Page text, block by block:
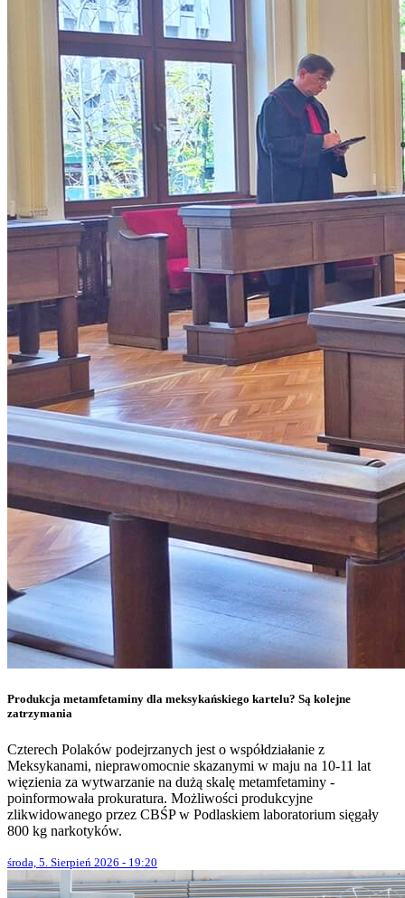
Produkcja metamfetaminy dla meksykańskiego kartelu? Są kolejne
zatrzymania
Czterech Polaków podejrzanych jest o współdziałanie z
Meksykanami, nieprawomocnie skazanymi w maju na 10-11 lat
więzienia za wytwarzanie na dużą skalę metamfetaminy -
poinformowała prokuratura. Możliwości produkcyjne
zlikwidowanego przez CBŚP w Podlaskiem laboratorium sięgały
800 kg narkotyków.
środa, 5. Sierpień 2026 - 19:20